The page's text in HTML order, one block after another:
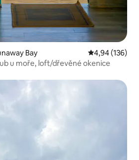
Bay Průměrné
4,94 (136)
u moře, loft/dřevěné okenice